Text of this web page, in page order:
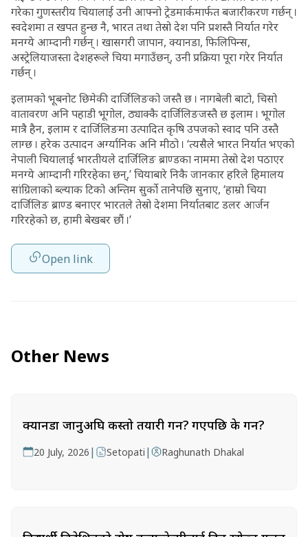
गरेका गुणस्तरीय चियालाई उनी आफ्नो ट्रेडमार्कमार्फत बजारीकरण गर्छन् ।
स्वदेशमा त खपत हुन्छ नै, भारत तथा तेस्रो देश पनि प्रशस्तै निर्यात गरेर
मनग्ये आम्दानी गर्छन् । खासगरी जापान, क्यानडा, फिलिपिन्स,
अस्ट्रेलियाजस्ता देशहरूले चिया मगाउँछन्, उनी प्रक्रिया पूरा गरेर निर्यात
गर्छन् ।
इलामको भूबनोट छिमेकी दार्जिलिङको जस्तै छ । नागबेली बाटो, चिसो
वातावरण अनि पहाडी भूगोल, ठ्याक्कै दार्जिलिङजस्तै छ इलाम । भूगोल
मात्रै हैन, इलाम र दार्जिलिङमा उत्पादित कृषि उपजको स्वाद पनि उस्तै
लाग्छ । हरेक उत्पादन अर्ग्यानिक अनि मीठो । ‘त्यसैले भारत निर्यात भएको
नेपाली चियालाई भारतीयले दार्जिलिङ ब्राण्डका नाममा तेस्रो देश पठाएर
मनग्ये आम्दानी गरिरहेका छन्,’ चियाबारे निकै जानकार हरिले हिमालय
सांग्रिलाको ब्ल्याक टिको अन्तिम सुर्को तानेपछि सुनाए, ‘हाम्रो चिया
दार्जिलिङ ब्राण्ड बनाएर भारतले तेस्रो देशमा निर्यातबाट डलर आर्जन
गरिरहेको छ, हामी बेखबर छौं ।’
Open link
Other News
क्यानडा जानुअघि कस्तो तयारी गर्ने? गएपछि के गर्ने?
20 July, 2026 | Setopati | Raghunath Dhakal